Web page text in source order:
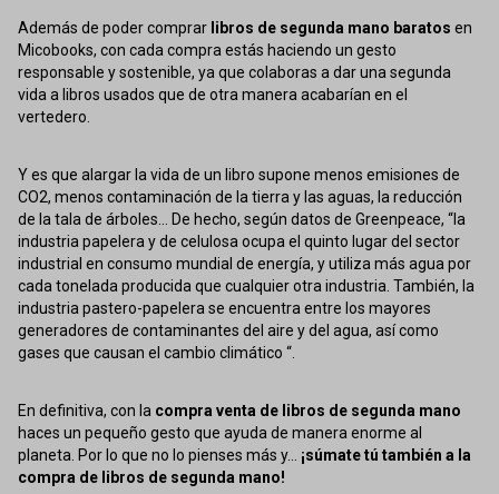
Además de poder comprar libros de segunda mano baratos en
Micobooks, con cada compra estás haciendo un gesto
responsable y sostenible, ya que colaboras a dar una segunda
vida a libros usados que de otra manera acabarían en el
vertedero.
Y es que alargar la vida de un libro supone menos emisiones de
CO2, menos contaminación de la tierra y las aguas, la reducción
de la tala de árboles... De hecho, según datos de Greenpeace, “la
industria papelera y de celulosa ocupa el quinto lugar del sector
industrial en consumo mundial de energía, y utiliza más agua por
cada tonelada producida que cualquier otra industria. También, la
industria pastero-papelera se encuentra entre los mayores
generadores de contaminantes del aire y del agua, así como
gases que causan el cambio climático “.
En definitiva, con la compra venta de libros de segunda mano
haces un pequeño gesto que ayuda de manera enorme al
planeta. Por lo que no lo pienses más y... ¡súmate tú también a la
compra de libros de segunda mano!